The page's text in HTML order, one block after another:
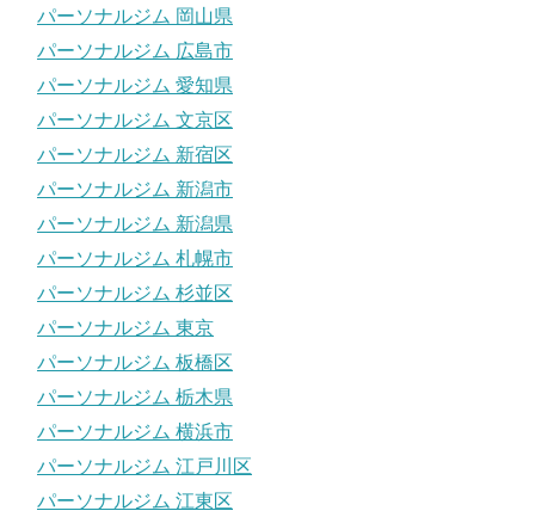
パーソナルジム 岡山県
パーソナルジム 広島市
パーソナルジム 愛知県
パーソナルジム 文京区
パーソナルジム 新宿区
パーソナルジム 新潟市
パーソナルジム 新潟県
パーソナルジム 札幌市
パーソナルジム 杉並区
パーソナルジム 東京
パーソナルジム 板橋区
パーソナルジム 栃木県
パーソナルジム 横浜市
パーソナルジム 江戸川区
パーソナルジム 江東区